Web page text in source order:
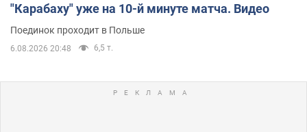
"Карабаху" уже на 10-й минуте матча. Видео
Поединок проходит в Польше
6.08.2026 20:48 6,5 т.